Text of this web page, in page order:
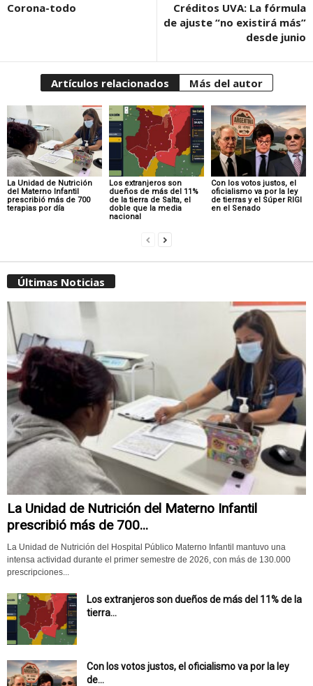
Corona-todo
Créditos UVA: La fórmula
de ajuste “no existirá más”
desde junio
Artículos relacionados Más del autor
La Unidad de Nutrición
del Materno Infantil
prescribió más de 700
terapias por día
Los extranjeros son
dueños de más del 11%
de la tierra de Salta, el
doble que la media
nacional
Con los votos justos, el
oficialismo va por la ley
de tierras y el Súper RIGI
en el Senado
Últimas Noticias
La Unidad de Nutrición del Materno Infantil
prescribió más de 700...
La Unidad de Nutrición del Hospital Público Materno Infantil mantuvo una
intensa actividad durante el primer semestre de 2026, con más de 130.000
prescripciones...
Los extranjeros son dueños de más del 11% de la
tierra...
Con los votos justos, el oficialismo va por la ley
de...